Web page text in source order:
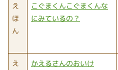
え
ほ
ん
こぐまくんこぐまくんな
にみているの？
え
かえるさんのおいけ